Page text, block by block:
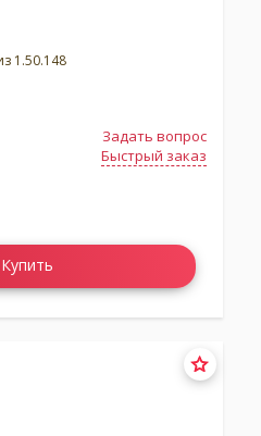
1.50.148
Задать вопрос
Быстрый заказ
Купить